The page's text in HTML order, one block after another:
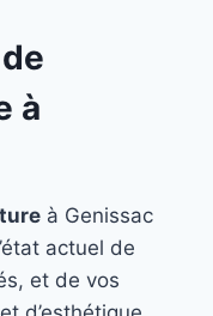
à
à Genissac
actuel de
et de vos